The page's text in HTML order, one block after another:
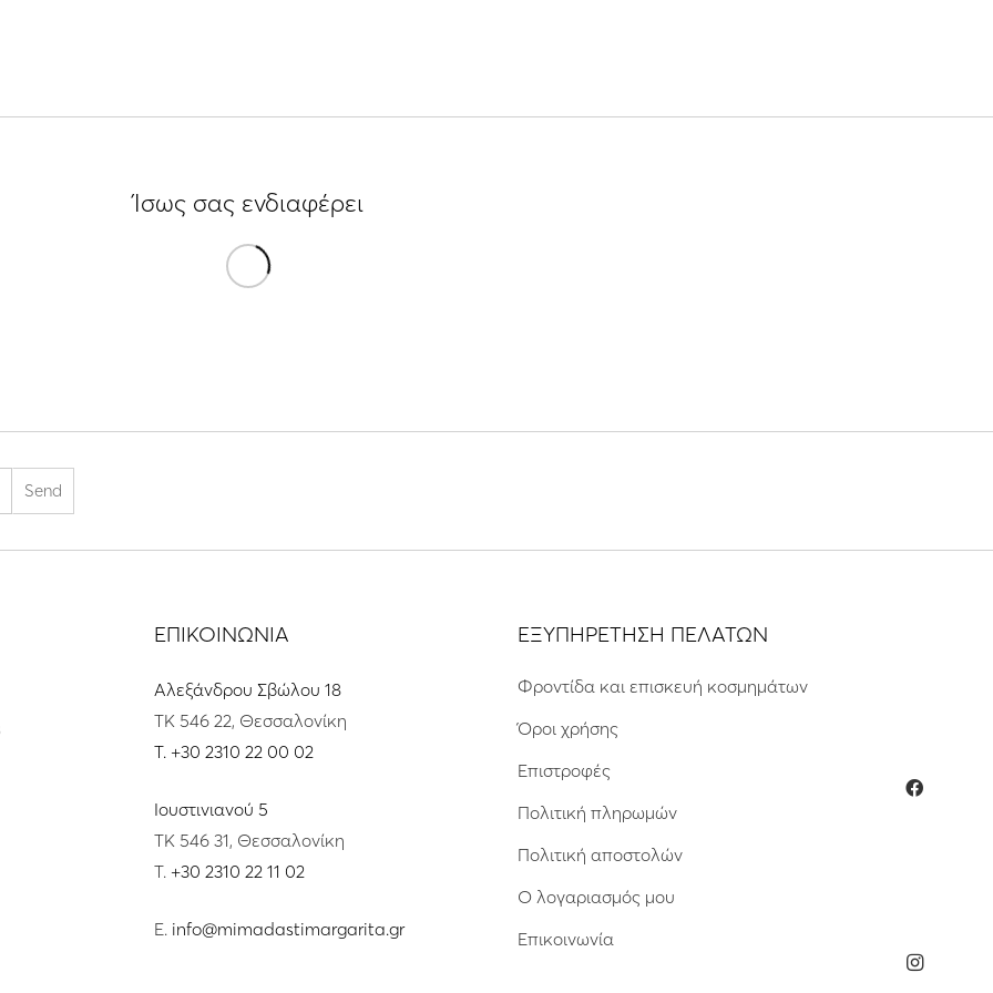
Ίσως σας ενδιαφέρει
ΕΠΙΚΟΙΝΩΝΙΑ
Αλεξάνδρου Σβώλου 18
ΤΚ 546 22, Θεσσαλονίκη
T. +30 2310 22 00 02
Ιουστινιανού 5
ΤΚ 546 31, Θεσσαλονίκη
T. +30 2310 22 11 02
E. info@mimadastimargarita.gr
ΕΞΥΠΗΡΕΤΗΣΗ ΠΕΛΑΤΩΝ
Φροντίδα και επισκευή κοσμημάτων
Όροι χρήσης
Επιστροφές
Πολιτική πληρωμών
Πολιτική αποστολών
Ο λογαριασμός μου
Επικοινωνία